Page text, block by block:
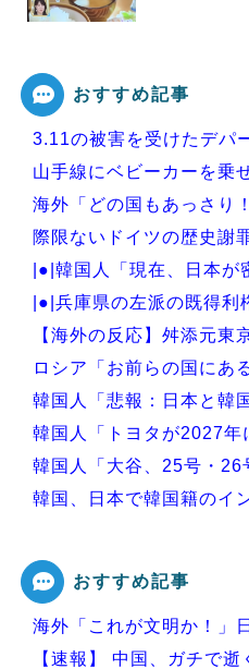
おすすめ記事
3.11の被害を受けたデパ
山手線にベビーカーを乗
海外「どの国もあっさり
際限ないドイツの歴史謝
|●|韓国人「現在、日本が
|●|兵庫県の左派の既得利
【海外の反応】舛添元東
ロシア「お前らの国にあ
韓国人「悲報：日本と韓
韓国人「トヨタが2027年
韓国人「大谷、25号・26
韓国、日本で韓国籍のイ
Powered by livedoor 相互
おすすめ記事
海外「これが文明か！」
【速報】 中国、ガチで逝